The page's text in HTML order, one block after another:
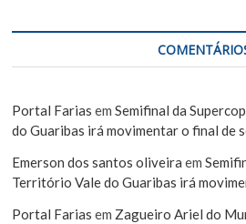
Portal Farias emSemifinal da
do Guaribas irá movimentar o final de
Emerson dos santos oliveira em
Território Vale do Guaribas irá
Portal Farias em Zagueiro Ariel do